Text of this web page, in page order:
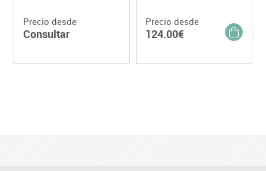
Precio desde
Consultar
Precio desde
124.00€